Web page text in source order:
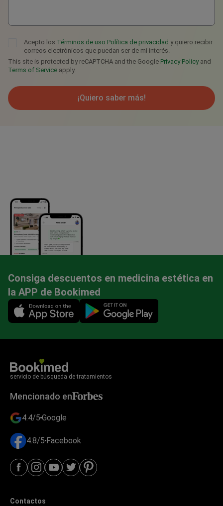
Acepto los Términos de uso Política de privacidad y quiero recibir
correos electrónicos que puedan ser de mi interés.
This site is protected by reCAPTCHA and the Google Privacy Policyand
Terms of Service apply.
¡Quiero saber más!
Consiga descuentos en medicina estética en
la APP de Bookimed
Mobile app illustration
servicio de búsqueda de tratamientos
Mencionado en
4.4/5 Google
4.8/5 Facebook
Contactos